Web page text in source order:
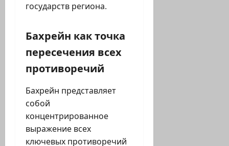
государств региона.
Бахрейн как точка
пересечения всех
противоречий
Бахрейн представляет
собой
концентрированное
выражение всех
ключевых противоречий